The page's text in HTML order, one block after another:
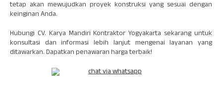
tetap akan mewujudkan proyek konstruksi yang sesuai dengan
keinginan Anda.
Hubungi CV. Karya Mandiri Kontraktor Yogyakarta sekarang untuk
konsultasi dan informasi lebih lanjut mengenai layanan yang
ditawarkan. Dapatkan penawaran harga terbaik!